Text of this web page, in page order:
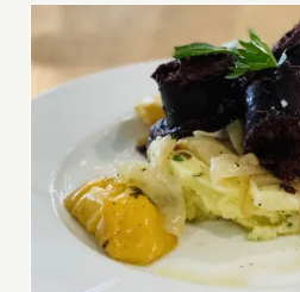
Boudin noir Poêlée de
doux